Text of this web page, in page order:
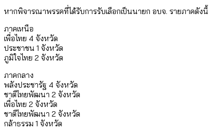
หากพิจารณาพรรคที่ได้รับการรับเลือกเป็นนายก อบจ. รายภาคดังนี้
ภาคเหนือ
เพื่อไทย 4 จังหวัด
ประชาชน 1 จังหวัด
ภูมิใจไทย 2 จังหวัด
ภาคกลาง
พลังประชารัฐ 4 จังหวัด
ชาติไทยพัฒนา 2 จังหวัด
เพื่อไทย 2 จังหวัด
ชาติไทยพัฒนา 2 จังหวัด
กล้าธรรม 1 จังหวัด